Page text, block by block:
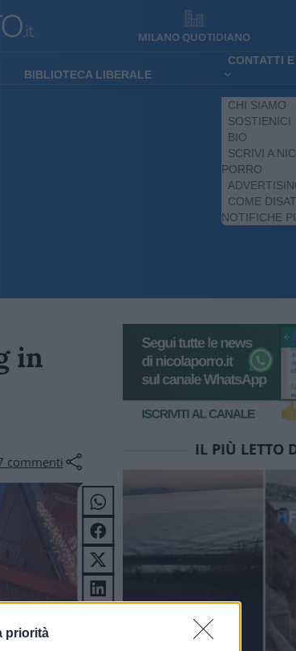
priorità
MILANO QUOTIDIANO
BIBLIOTECA LIBERALE
CONTATTI
CHI SIAMO
SOSTIENICI
BIO
SCRIVI A
PORRO
COME
NOTIFICHE
in
commenti
IL PIÙ LETTO